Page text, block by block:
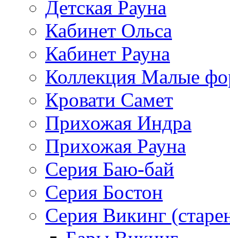
Детская Рауна
Кабинет Ольса
Кабинет Рауна
Коллекция Малые
Кровати Самет
Прихожая Индра
Прихожая Рауна
Серия Баю-бай
Серия Бостон
Серия Викинг